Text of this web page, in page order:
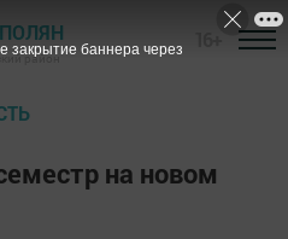
район
на новом
закрытие баннера через